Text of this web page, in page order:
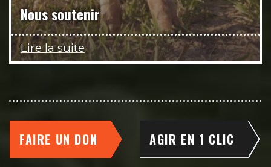
Nous soutenir
Lire la suite
FAIRE UN DON AGIR EN 1 CLIC